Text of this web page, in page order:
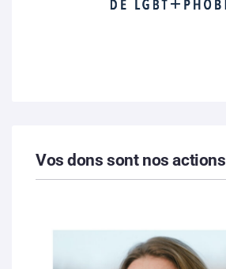
Vos dons sont nos actions